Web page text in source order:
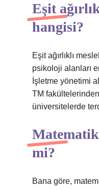
Eşit
hangisi?
Eşit ağırlıklı
psikoloji alanları
İşletme yönetimi
TM
üniversitelerde
mi?
Bana göre,